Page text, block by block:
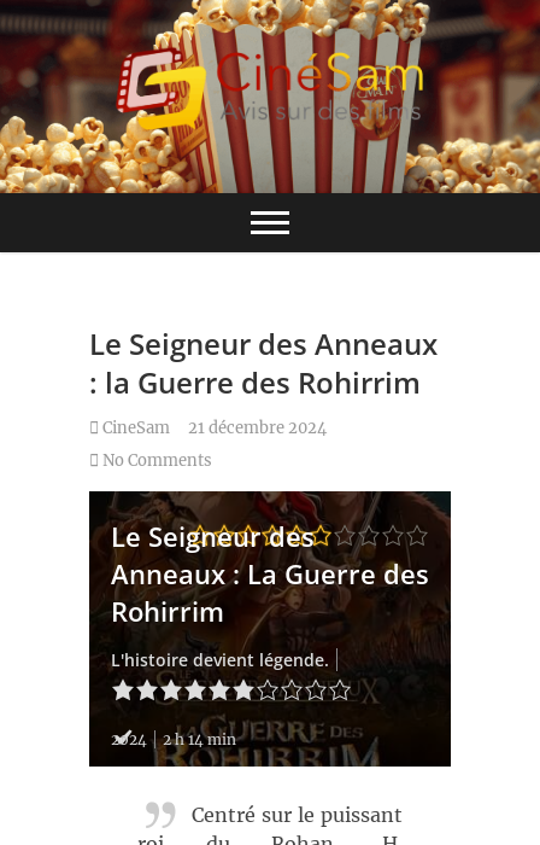
Skip
to
CinéSam
Base de données CinéSam
Le Seigneur des Anneaux
: la Guerre des Rohirrim
CineSam
21 décembre 2024
No Comments
Le Seigneur des
Anneaux : La Guerre des
Rohirrim
L'histoire devient légende.
2024 2 h 14 min
Centré sur le puissant